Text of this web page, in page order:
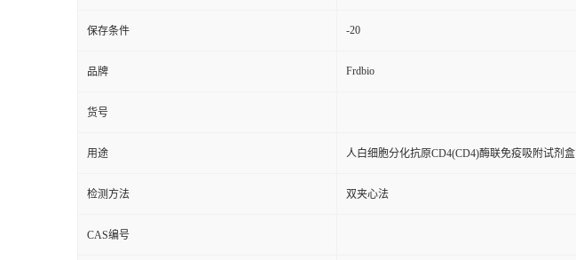
保存条件 -20
品牌 Frdbio
货号
用途 人白细胞分化抗原CD4(CD4)酶联免疫吸附试剂盒
检测方法 双夹心法
CAS编号